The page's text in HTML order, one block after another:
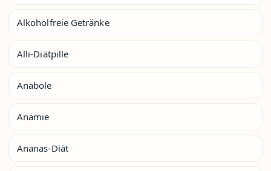
Alkoholfreie Getränke
Alli-Diätpille
Anabole
Anämie
Ananas-Diät